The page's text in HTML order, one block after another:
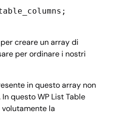
creare un array di
per ordinare i nostri
in questo array non
questo WP List Table
la